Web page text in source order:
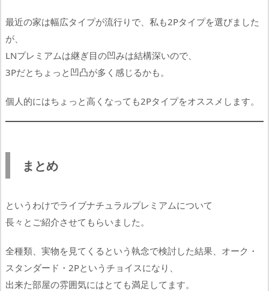
最近の家は幅広タイプが流行りで、私も2Pタイプを選びました
が、
LNプレミアムは継ぎ目の凹みは結構深いので、
3Pだとちょっと凹凸が多く感じるかも。
個人的にはちょっと高くなっても2Pタイプをオススメします。
まとめ
というわけでライブナチュラルプレミアムについて
長々とご紹介させてもらいました。
全種類、実物を見てくるという執念で検討した結果、オーク・
スタンダード・2Pというチョイスになり、
出来た部屋の雰囲気にはとても満足してます。